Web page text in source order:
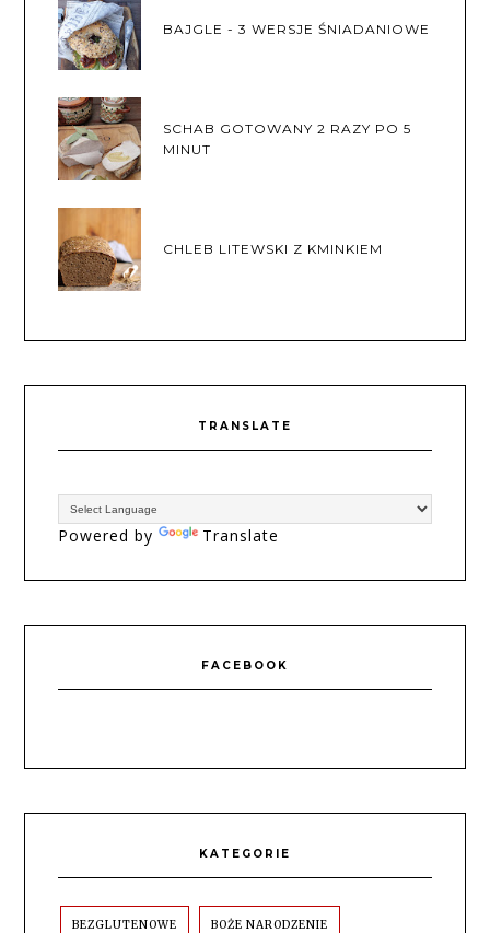
BAJGLE - 3 WERSJE ŚNIADANIOWE
SCHAB GOTOWANY 2 RAZY PO 5
MINUT
CHLEB LITEWSKI Z KMINKIEM
TRANSLATE
Powered by Translate
FACEBOOK
KATEGORIE
BEZGLUTENOWE BOŻE NARODZENIE